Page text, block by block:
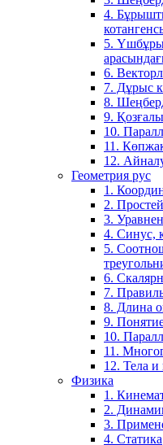
4.
5.
6.
7. Дұрыс
8.
9.
10.
11.
12.
Геометрия рус
1.
2.
3.
4. Синус,
5.
6.
7.
8. Длина
9.
10.
11.
12. Тела
Физика
1.
2.
3.
4. Статика